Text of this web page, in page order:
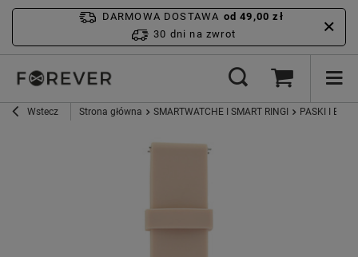
DARMOWA DOSTAWA od 49,00 zł
30 dni na zwrot
Wstecz Strona główna SMARTWATCHE I SMART RINGI PASKI I ETUI